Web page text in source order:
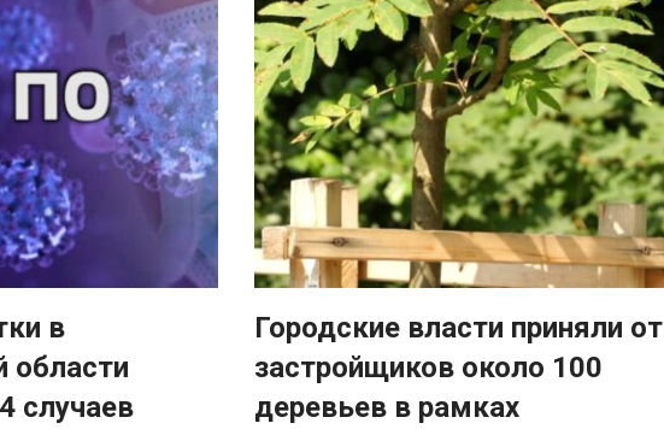
в
области
случаев
Городские власти приняли от
застройщиков около 100
деревьев в рамках